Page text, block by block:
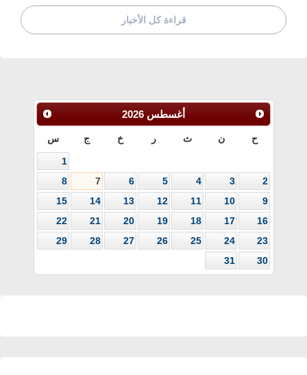
قراءة كل الأخبار
أغسطس 2026
ح ن ث ر خ ج س
1
2
3
4
5
6
7
8
9
10
11
12
13
14
15
16
17
18
19
20
21
22
23
24
25
26
27
28
29
30
31